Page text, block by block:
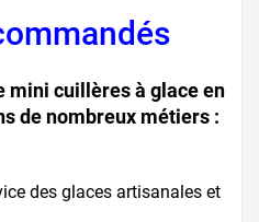
mini cuillères à glace en
de nombreux métiers :
des glaces artisanales et